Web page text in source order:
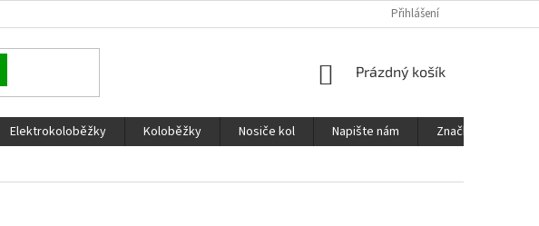
Přihlášení
NÁKUPNÍ
Prázdný košík
Elektrokoloběžky Koloběžky Nosiče kol Napište nám
Značky